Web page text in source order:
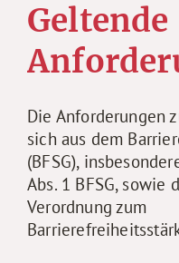
Geltende
Die Anforderungen
sich aus dem
(BFSG),
Abs. 1 BFSG, sowie
Verordnung zum